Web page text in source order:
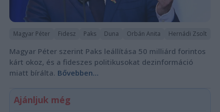
Magyar Péter Fidesz Paks Duna Orbán Anita Hernádi Zsolt
Magyar Péter szerint Paks leállítása 50 milliárd forintos
kárt okoz, és a fideszes politikusokat dezinformáció
miatt bírálta. Bővebben...
Ajánljuk még